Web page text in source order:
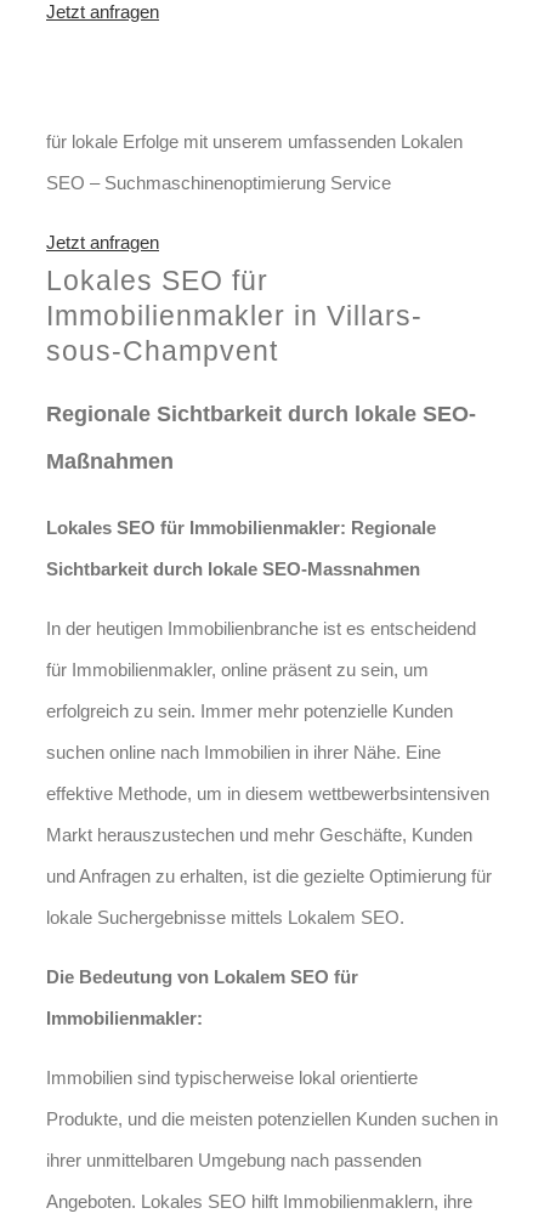
Jetzt anfragen
für lokale Erfolge mit unserem umfassenden Lokalen
SEO – Suchmaschinenoptimierung Service
Jetzt anfragen
Lokales SEO für
Immobilienmakler in Villars-
sous-Champvent
Regionale Sichtbarkeit durch lokale SEO-
Maßnahmen
Lokales SEO für Immobilienmakler: Regionale
Sichtbarkeit durch lokale SEO-Massnahmen
In der heutigen Immobilienbranche ist es entscheidend
für Immobilienmakler, online präsent zu sein, um
erfolgreich zu sein. Immer mehr potenzielle Kunden
suchen online nach Immobilien in ihrer Nähe. Eine
effektive Methode, um in diesem wettbewerbsintensiven
Markt herauszustechen und mehr Geschäfte, Kunden
und Anfragen zu erhalten, ist die gezielte Optimierung für
lokale Suchergebnisse mittels Lokalem SEO.
Die Bedeutung von Lokalem SEO für
Immobilienmakler:
Immobilien sind typischerweise lokal orientierte
Produkte, und die meisten potenziellen Kunden suchen in
ihrer unmittelbaren Umgebung nach passenden
Angeboten. Lokales SEO hilft Immobilienmaklern, ihre